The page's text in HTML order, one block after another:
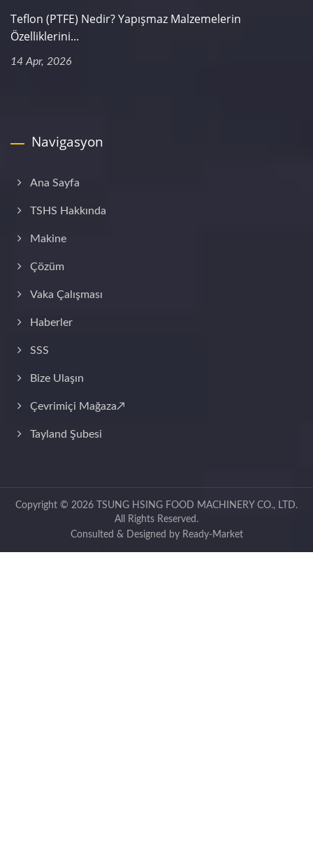
Teflon (PTFE) Nedir? Yapışmaz Malzemelerin
Özelliklerini...
14 Apr, 2026
Navigasyon
Ana Sayfa
TSHS Hakkında
Makine
Çözüm
Vaka Çalışması
Haberler
SSS
Bize Ulaşın
Çevrimiçi Mağaza↗
Tayland Şubesi
Copyright © 2026
TSUNG HSING FOOD MACHINERY CO., LTD.
All Rights Reserved.
Consulted & Designed by Ready-Market